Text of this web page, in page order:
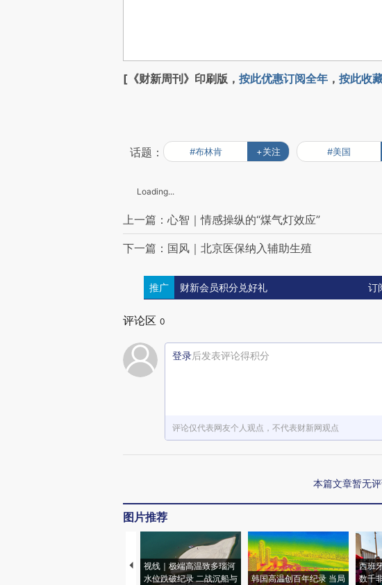
[《财新周刊》印刷版， 按此优惠订阅全年 ， 按此收
话题： #布林肯 +关注 #美国
Loading...
上一篇：心智｜情感操纵的“煤气灯效应”
下一篇：国风｜北京医保纳入辅助生殖
推广 财新会员积分兑好礼 订
评论区 0
登录后发表评论得积分
评论仅代表网友个人观点，不代表财新网观点
本篇文章暂无
图片推荐
视线｜极端高温致多瑙河
水位跌破纪录 二战沉船与
韩国高温创百年纪录 当局
西班
数千